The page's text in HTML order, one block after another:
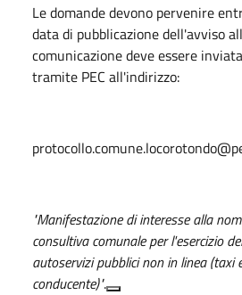
Le domande devono pervenire
data di pubblicazione dell'avviso
comunicazione deve essere
tramite PEC all'indirizzo:
"Manifestazione di interesse alla
consultiva comunale per l'esercizio
autoservizi pubblici non in linea (taxi
conducente)".